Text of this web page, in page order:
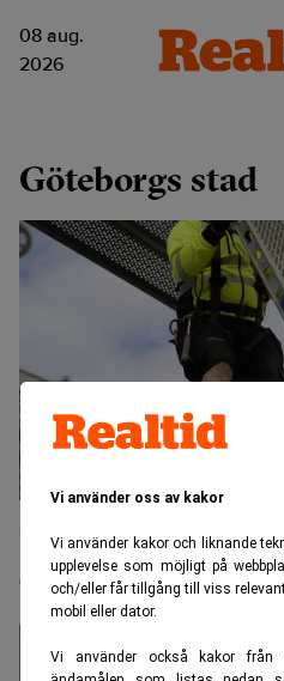
Vi använder oss av kakor
Vi använder kakor och liknande
upplevelse som möjligt på
och/eller får tillgång till viss
mobil eller dator.
Vi använder också kakor
08 aug.
2026
Göteborgs stad
Skatteverket
gynnar Sveriges